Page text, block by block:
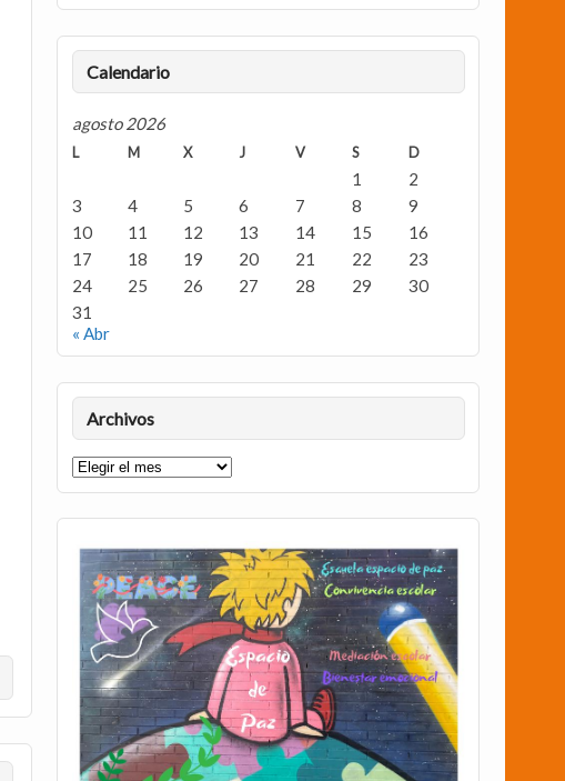
Calendario
agosto 2026
L M X J V S D
1
2
3
4 5 6 7 8
9
10
11 12 13 14 15
16
17
18 19 20 21 22
23
24
25 26 27 28 29
30
31
« Abr
Archivos
Archivos